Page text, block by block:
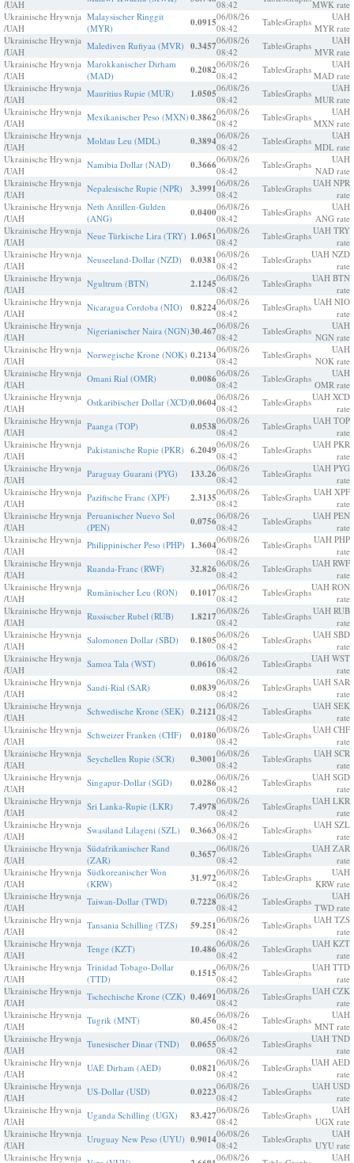
/UAH
08:42
MWK rate
Ukrainische Hrywnja
/UAH
Malaysischer Ringgit
(MYR)
0.091506/08/26
08:42
TablesGraphs
UAH
MYR rate
Ukrainische Hrywnja
/UAH
Malediven Rufiyaa (MVR) 0.345706/08/26
08:42
TablesGraphs
UAH
MVR rate
Ukrainische Hrywnja
/UAH
Marokkanischer Dirham
(MAD)
0.208206/08/26
08:42
TablesGraphs
UAH
MAD rate
Ukrainische Hrywnja
/UAH
Mauritius Rupie (MUR) 1.050506/08/26
08:42
TablesGraphs
UAH
MUR rate
Ukrainische Hrywnja
/UAH
Mexikanischer Peso (MXN) 0.386206/08/26
08:42
TablesGraphs
UAH
MXN rate
Ukrainische Hrywnja
/UAH
Moldau Leu (MDL) 0.389406/08/26
08:42
TablesGraphs
UAH
MDL rate
Ukrainische Hrywnja
/UAH
Namibia Dollar (NAD) 0.366606/08/26
08:42
TablesGraphs
UAH
NAD rate
Ukrainische Hrywnja
/UAH
Nepalesische Rupie (NPR) 3.399106/08/26
08:42
TablesGraphsUAH NPR
rate
Ukrainische Hrywnja
/UAH
Neth Antillen-Gulden
(ANG)
0.040006/08/26
08:42
TablesGraphs
UAH
ANG rate
Ukrainische Hrywnja
/UAH
Neue Türkische Lira (TRY) 1.065106/08/26
08:42
TablesGraphsUAH TRY
rate
Ukrainische Hrywnja
/UAH
Neuseeland-Dollar (NZD) 0.038106/08/26
08:42
TablesGraphsUAH NZD
rate
Ukrainische Hrywnja
/UAH
Ngultrum (BTN) 2.124506/08/26
08:42
TablesGraphsUAH BTN
rate
Ukrainische Hrywnja
/UAH
Nicaragua Cordoba (NIO) 0.822406/08/26
08:42
TablesGraphs UAH NIO
rate
Ukrainische Hrywnja
/UAH
Nigerianischer Naira (NGN)30.46706/08/26
08:42
TablesGraphs
UAH
NGN rate
Ukrainische Hrywnja
/UAH
Norwegische Krone (NOK) 0.213406/08/26
08:42
TablesGraphs
UAH
NOK rate
Ukrainische Hrywnja
/UAH
Omani Rial (OMR) 0.008606/08/26
08:42
TablesGraphs
UAH
OMR rate
Ukrainische Hrywnja
/UAH
Ostkaribischer Dollar (XCD)0.060406/08/26
08:42
TablesGraphsUAH XCD
rate
Ukrainische Hrywnja
/UAH
Paanga (TOP) 0.053806/08/26
08:42
TablesGraphsUAH TOP
rate
Ukrainische Hrywnja
/UAH
Pakistanische Rupie (PKR) 6.204906/08/26
08:42
TablesGraphsUAH PKR
rate
Ukrainische Hrywnja
/UAH
Paraguay Guarani (PYG) 133.2606/08/26
08:42
TablesGraphsUAH PYG
rate
Ukrainische Hrywnja
/UAH
Pazifische Franc (XPF) 2.313506/08/26
08:42
TablesGraphs UAH XPF
rate
Ukrainische Hrywnja
/UAH
Peruanischer Nuevo Sol
(PEN)
0.075606/08/26
08:42
TablesGraphsUAH PEN
rate
Ukrainische Hrywnja
/UAH
Philippinischer Peso (PHP) 1.360406/08/26
08:42
TablesGraphs UAH PHP
rate
Ukrainische Hrywnja
/UAH
Ruanda-Franc (RWF) 32.82606/08/26
08:42
TablesGraphsUAH RWF
rate
Ukrainische Hrywnja
/UAH
Rumänischer Leu (RON) 0.101706/08/26
08:42
TablesGraphsUAH RON
rate
Ukrainische Hrywnja
/UAH
Russischer Rubel (RUB) 1.821706/08/26
08:42
TablesGraphsUAH RUB
rate
Ukrainische Hrywnja
/UAH
Salomonen Dollar (SBD) 0.180506/08/26
08:42
TablesGraphsUAH SBD
rate
Ukrainische Hrywnja
/UAH
Samoa Tala (WST) 0.061606/08/26
08:42
TablesGraphsUAH WST
rate
Ukrainische Hrywnja
/UAH
Saudi-Rial (SAR) 0.083906/08/26
08:42
TablesGraphsUAH SAR
rate
Ukrainische Hrywnja
/UAH
Schwedische Krone (SEK) 0.212106/08/26
08:42
TablesGraphsUAH SEK
rate
Ukrainische Hrywnja
/UAH
Schweizer Franken (CHF) 0.018006/08/26
08:42
TablesGraphsUAH CHF
rate
Ukrainische Hrywnja
/UAH
Seychellen Rupie (SCR) 0.300106/08/26
08:42
TablesGraphs UAH SCR
rate
Ukrainische Hrywnja
/UAH
Singapur-Dollar (SGD) 0.028606/08/26
08:42
TablesGraphsUAH SGD
rate
Ukrainische Hrywnja
/UAH
Sri Lanka-Rupie (LKR) 7.497806/08/26
08:42
TablesGraphsUAH LKR
rate
Ukrainische Hrywnja
/UAH
Swasiland Lilageni (SZL) 0.366306/08/26
08:42
TablesGraphs UAH SZL
rate
Ukrainische Hrywnja
/UAH
Südafrikanischer Rand
(ZAR)
0.365706/08/26
08:42
TablesGraphsUAH ZAR
rate
Ukrainische Hrywnja
/UAH
Südkoreanischer Won
(KRW)
31.97206/08/26
08:42
TablesGraphs
UAH
KRW rate
Ukrainische Hrywnja
/UAH
Taiwan-Dollar (TWD) 0.722806/08/26
08:42
TablesGraphs
UAH
TWD rate
Ukrainische Hrywnja
/UAH
Tansania Schilling (TZS) 59.25106/08/26
08:42
TablesGraphs UAH TZS
rate
Ukrainische Hrywnja
/UAH
Tenge (KZT) 10.48606/08/26
08:42
TablesGraphsUAH KZT
rate
Ukrainische Hrywnja
/UAH
Trinidad Tobago-Dollar
(TTD)
0.151506/08/26
08:42
TablesGraphsUAH TTD
rate
Ukrainische Hrywnja
/UAH
Tschechische Krone (CZK) 0.469106/08/26
08:42
TablesGraphsUAH CZK
rate
Ukrainische Hrywnja
/UAH
Tugrik (MNT) 80.45606/08/26
08:42
TablesGraphs
UAH
MNT rate
Ukrainische Hrywnja
/UAH
Tunesischer Dinar (TND) 0.065506/08/26
08:42
TablesGraphsUAH TND
rate
Ukrainische Hrywnja
/UAH
UAE Dirham (AED) 0.082106/08/26
08:42
TablesGraphsUAH AED
rate
Ukrainische Hrywnja
/UAH
US-Dollar (USD) 0.022306/08/26
08:42
TablesGraphsUAH USD
rate
Ukrainische Hrywnja
/UAH
Uganda Schilling (UGX) 83.42706/08/26
08:42
TablesGraphs
UAH
UGX rate
Ukrainische Hrywnja
/UAH
Uruguay New Peso (UYU) 0.901406/08/26
08:42
TablesGraphs
UAH
UYU rate
Ukrainische Hrywnja
06/08/26 UAH